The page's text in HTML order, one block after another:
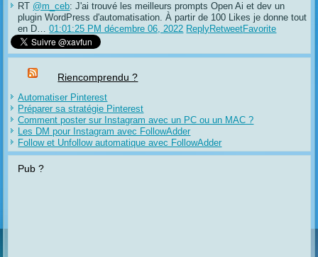
RT @m_ceb: J'ai trouvé les meilleurs prompts Open Ai et dev un
plugin WordPress d'automatisation. À partir de 100 Likes je donne tout
en D… 01:01:25 PM décembre 06, 2022 ReplyRetweetFavorite
Riencomprendu ?
Automatiser Pinterest
Préparer sa stratégie Pinterest
Comment poster sur Instagram avec un PC ou un MAC ?
Les DM pour Instagram avec FollowAdder
Follow et Unfollow automatique avec FollowAdder
Pub ?